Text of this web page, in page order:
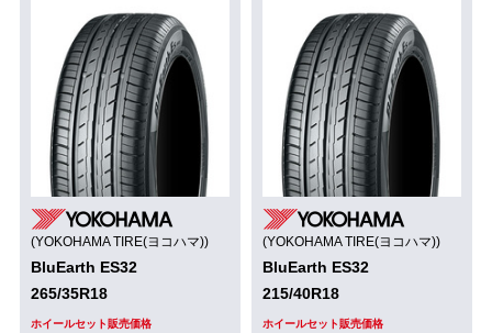
(YOKOHAMA TIRE(ヨコハマ))
BluEarth ES32
265/35R18
ホイールセット販売価格
(YOKOHAMA TIRE(ヨコハマ))
BluEarth ES32
215/40R18
ホイールセット販売価格